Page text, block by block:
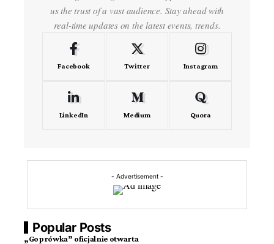
us the trust of a vast audience. Stay ahead with
real-time updates on the latest events, trends.
Facebook Twitter Instagram
LinkedIn Medium Quora
- Advertisement -
Popular Posts
„Goprówka” oficjalnie otwarta